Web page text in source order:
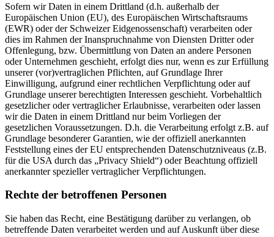
Sofern wir Daten in einem Drittland (d.h. außerhalb der
Europäischen Union (EU), des Europäischen Wirtschaftsraums
(EWR) oder der Schweizer Eidgenossenschaft) verarbeiten oder
dies im Rahmen der Inanspruchnahme von Diensten Dritter oder
Offenlegung, bzw. Übermittlung von Daten an andere Personen
oder Unternehmen geschieht, erfolgt dies nur, wenn es zur Erfüllung
unserer (vor)vertraglichen Pflichten, auf Grundlage Ihrer
Einwilligung, aufgrund einer rechtlichen Verpflichtung oder auf
Grundlage unserer berechtigten Interessen geschieht. Vorbehaltlich
gesetzlicher oder vertraglicher Erlaubnisse, verarbeiten oder lassen
wir die Daten in einem Drittland nur beim Vorliegen der
gesetzlichen Voraussetzungen. D.h. die Verarbeitung erfolgt z.B. auf
Grundlage besonderer Garantien, wie der offiziell anerkannten
Feststellung eines der EU entsprechenden Datenschutzniveaus (z.B.
für die USA durch das „Privacy Shield“) oder Beachtung offiziell
anerkannter spezieller vertraglicher Verpflichtungen.
Rechte der betroffenen Personen
Sie haben das Recht, eine Bestätigung darüber zu verlangen, ob
betreffende Daten verarbeitet werden und auf Auskunft über diese